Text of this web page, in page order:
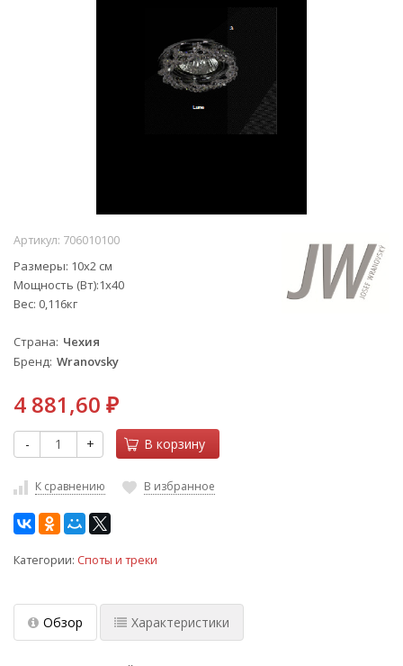
Артикул: 706010100
Размеры: 10x2 см
Мощность (Вт):1х40
Вес: 0,116кг
Страна Чехия
Бренд Wranovsky
4 881,60 ₽
- + В корзину
К сравнению В избранное
Категории: Споты и треки
Обзор Характеристики